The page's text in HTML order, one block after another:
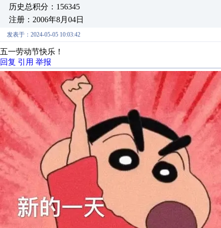
历史总积分：156345
注册：2006年8月04日
发表于：2024-05-05 10:03:42
五一劳动节快乐！
回复 引用 举报